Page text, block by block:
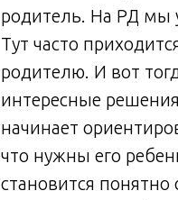
родитель. На РД мы
Тут часто
родителю. И вот
интересные
начинает
что нужны его
становится понятно